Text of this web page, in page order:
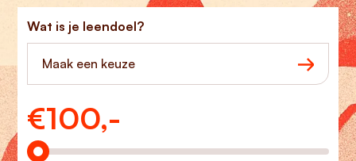
Wat is je leendoel?
Maak een keuze
€100,-
Hoeveel wilt u lenen?